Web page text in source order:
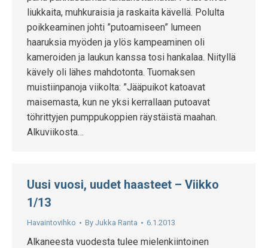
liukkaita, muhkuraisia ja raskaita kävellä. Polulta
poikkeaminen johti ”putoamiseen” lumeen
haaruksia myöden ja ylös kampeaminen oli
kameroiden ja laukun kanssa tosi hankalaa. Niityllä
kävely oli lähes mahdotonta. Tuomaksen
muistiinpanoja viikolta: ”Jääpuikot katoavat
maisemasta, kun ne yksi kerrallaan putoavat
töhrittyjen pumppukoppien räystäistä maahan.
Alkuviikosta…
Uusi vuosi, uudet haasteet – Viikko
1/13
Havaintovihko By Jukka Ranta 6.1.2013
Alkaneesta vuodesta tulee mielenkiintoinen